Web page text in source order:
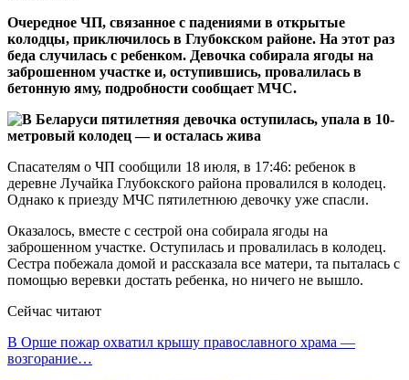
Очередное ЧП, связанное с падениями в открытые
колодцы, приключилось в Глубокском районе. На этот раз
беда случилась с ребенком. Девочка собирала ягоды на
заброшенном участке и, оступившись, провалилась в
бетонную яму, подробности сообщает МЧС.
Спасателям о ЧП сообщили 18 июля, в 17:46: ребенок в
деревне Лучайка Глубокского района провалился в колодец.
Однако к приезду МЧС пятилетнюю девочку уже спасли.
Оказалось, вместе с сестрой она собирала ягоды на
заброшенном участке. Оступилась и провалилась в колодец.
Сестра побежала домой и рассказала все матери, та пыталась с
помощью веревки достать ребенка, но ничего не вышло.
Сейчас читают
В Орше пожар охватил крышу православного храма —
возгорание…